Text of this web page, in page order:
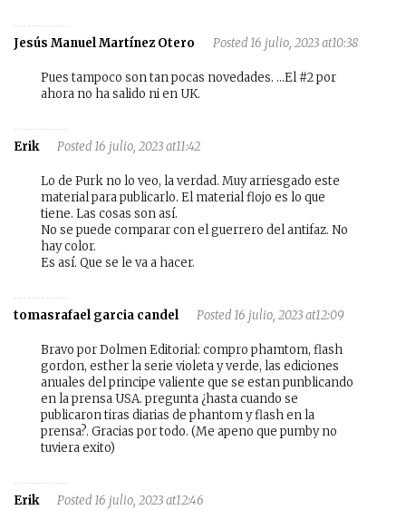
Jesús Manuel Martínez Otero Posted 16 julio, 2023 at10:38
Pues tampoco son tan pocas novedades. …El #2 por
ahora no ha salido ni en UK.
Erik Posted 16 julio, 2023 at11:42
Lo de Purk no lo veo, la verdad. Muy arriesgado este
material para publicarlo. El material flojo es lo que
tiene. Las cosas son así.
No se puede comparar con el guerrero del antifaz. No
hay color.
Es así. Que se le va a hacer.
tomasrafael garcia candel Posted 16 julio, 2023 at12:09
Bravo por Dolmen Editorial: compro phamtom, flash
gordon, esther la serie violeta y verde, las ediciones
anuales del principe valiente que se estan punblicando
en la prensa USA. pregunta ¿hasta cuando se
publicaron tiras diarias de phantom y flash en la
prensa?. Gracias por todo. (Me apeno que pumby no
tuviera exito)
Erik Posted 16 julio, 2023 at12:46